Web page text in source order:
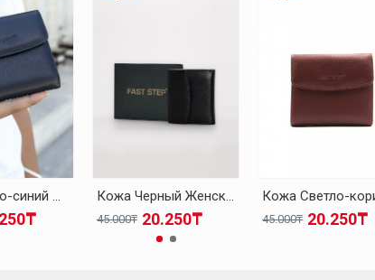
Кожа Темно-синий Женская Кошелек 779CA2614 Кожа Черный Женская Кошелек 779CA2614
20.250₸
45.000₸ 20.250₸
45.000₸